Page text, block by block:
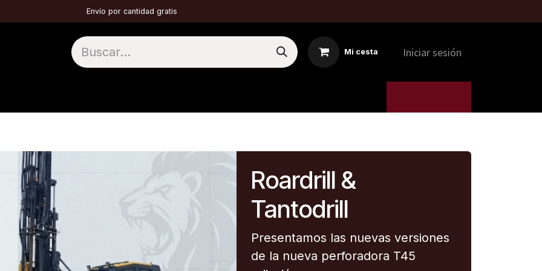
Envío por cantidad gratis
Mi cesta Iniciar sesión
Roardrill &
Tantodrill
Presentamos las nuevas versiones
de la nueva perforadora T45